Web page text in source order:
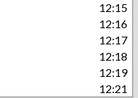
12:15
12:16
12:17
12:18
12:19
12:21